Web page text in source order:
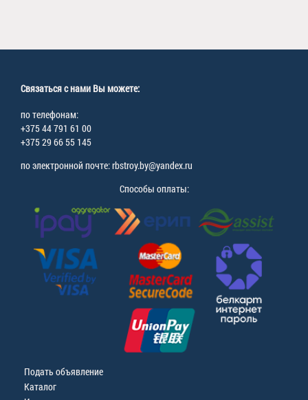
Связаться с нами Вы можете:
по телефонам:
+375 44 791 61 00
+375 29 66 55 145
по электронной почте: rbstroy.by@yandex.ru
Способы оплаты:
Подать объявление
Каталог